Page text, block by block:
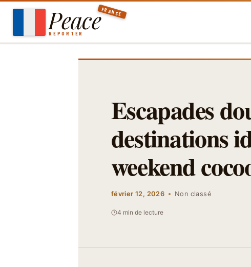
Aller
contenu
Peace
REPORTER
FRANCE
Escapades
destinations
weekend
février 12, 2026 Non classé
4 min de lecture